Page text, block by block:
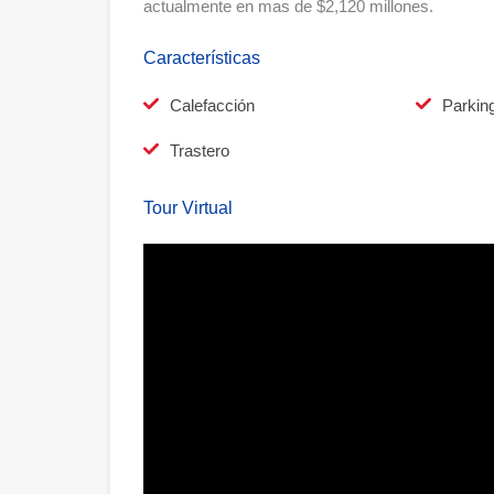
actualmente en mas de $2,120 millones.
Características
Calefacción
Trastero
Tour Virtual